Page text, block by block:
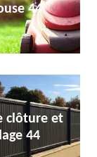
44
clôture et
44